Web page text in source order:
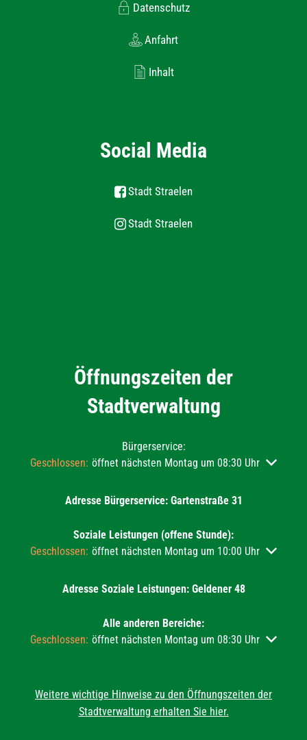
Datenschutz
Anfahrt
Inhalt
Social Media
Stadt Straelen
Stadt Straelen
Öffnungszeiten der
Stadtverwaltung
Bürgerservice:
Klicken, um weitere Öffnungs- oder Schließzeiten
Geschlossen: öffnet nächsten Montag um 08:30 Uhr
Adresse Bürgerservice: Gartenstraße 31
Soziale Leistungen (offene Stunde):
Klicken, um weitere Öffnungs- oder Schließzeiten
Geschlossen: öffnet nächsten Montag um 10:00 Uhr
Adresse Soziale Leistungen: Geldener 48
Alle anderen Bereiche:
Klicken, um weitere Öffnungs- oder Schließzeiten
Geschlossen: öffnet nächsten Montag um 08:30 Uhr
Weitere wichtige Hinweise zu den Öffnungszeiten der
Stadtverwaltung erhalten Sie hier.